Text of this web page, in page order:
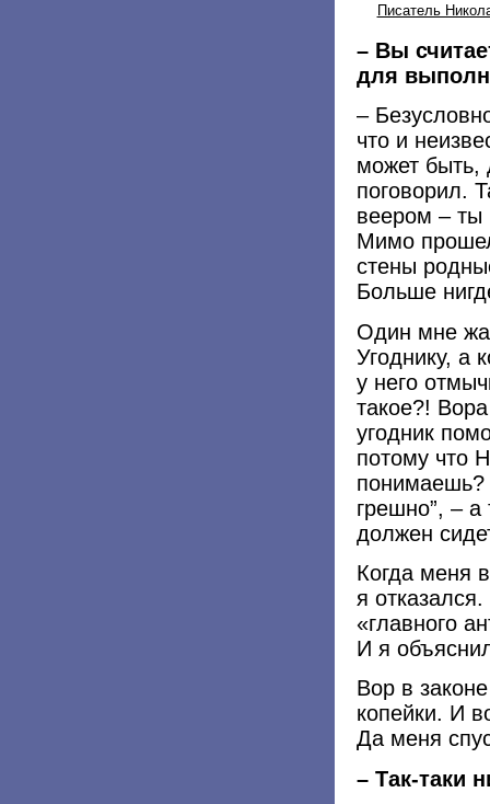
Писатель
– Вы
для
–
что и
может быть,
поговорил.
веером – ты
Мимо
стены
Больше
Один мне
Угоднику, а
у него
такое?!
угодник
потому что
понимаешь?
грешно”, –
должен
Когда меня
я
«главного
И я
Вор в
копейки. И
Да меня
– Так-таки